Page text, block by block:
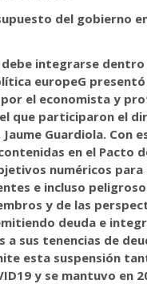
del gobierno
integrarse
europeG
el economista y
que participaron el
Guardiola.
en el Pacto
numéricos
e incluso
y de las
deuda e
a sus tenencias de
esta suspensión
y se mantuvo en